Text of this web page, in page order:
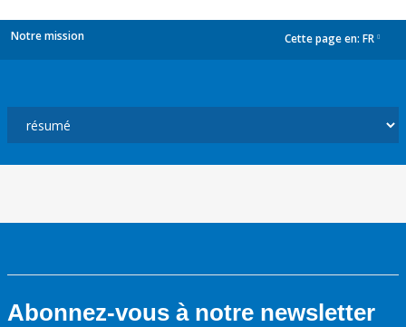
Notre mission Cette page en: FR
Abonnez-vous à notre newsletter